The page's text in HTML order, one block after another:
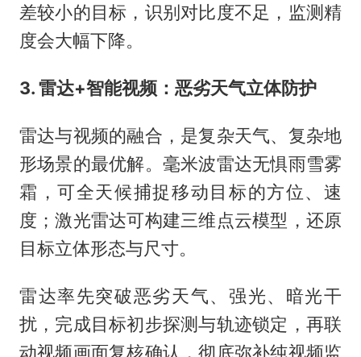
差较小的目标，识别对比度不足，监测精
度会大幅下降。
3. 雷达+智能视频：恶劣天气立体防护
雷达与视频的融合，是复杂天气、复杂地
形场景的最优解。毫米波雷达无惧雨雪雾
霜，可全天候捕捉移动目标的方位、速
度；激光雷达可构建三维点云模型，还原
目标立体形态与尺寸。
雷达率先突破恶劣天气、强光、暗光干
扰，完成目标初步探测与轨迹锁定，再联
动视频画面复核确认，彻底弥补纯视频监